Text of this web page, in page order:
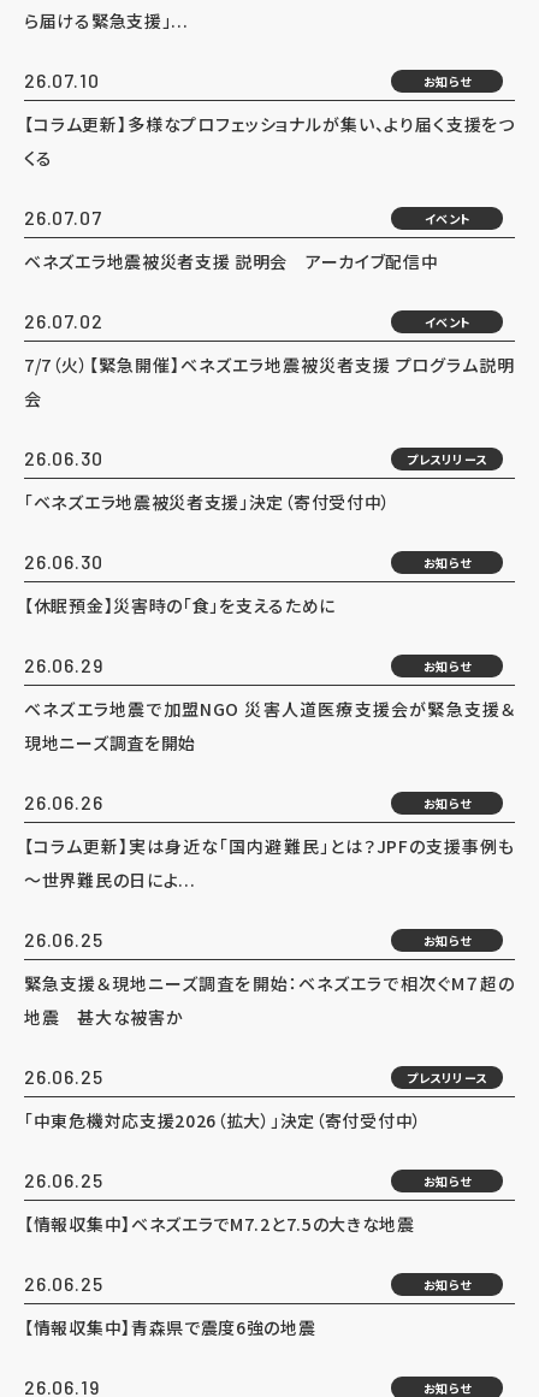
ら届ける緊急支援」...
26.07.10 お知らせ
【コラム更新】多様なプロフェッショナルが集い、より届く支援をつ
くる
26.07.07 イベント
ベネズエラ地震被災者支援 説明会 アーカイブ配信中
26.07.02 イベント
7/7（火）【緊急開催】ベネズエラ地震被災者支援 プログラム説明
会
26.06.30 プレスリリース
「ベネズエラ地震被災者支援」決定（寄付受付中）
26.06.30 お知らせ
【休眠預金】災害時の「食」を支えるために
26.06.29 お知らせ
ベネズエラ地震で加盟NGO 災害人道医療支援会が緊急支援＆
現地ニーズ調査を開始
26.06.26 お知らせ
【コラム更新】実は身近な「国内避難民」とは？JPFの支援事例も
～世界難民の日によ...
26.06.25 お知らせ
緊急支援＆現地ニーズ調査を開始：ベネズエラで相次ぐM７超の
地震 甚大な被害か
26.06.25 プレスリリース
「中東危機対応支援2026（拡大）」決定（寄付受付中）
26.06.25 お知らせ
【情報収集中】ベネズエラでM7.2と7.5の大きな地震
26.06.25 お知らせ
【情報収集中】青森県で震度6強の地震
26.06.19 お知らせ